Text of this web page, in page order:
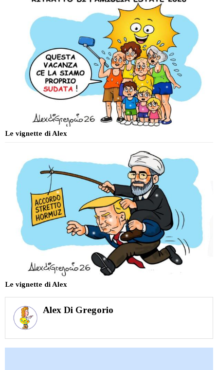
Le vignette di Alex
Le vignette di Alex
Alex Di Gregorio